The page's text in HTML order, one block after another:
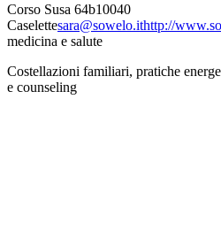
Corso Susa 64b10040
Caselettesara@sowelo.ithttp://
medicina e salute
Costellazioni familiari, pratiche
e counseling